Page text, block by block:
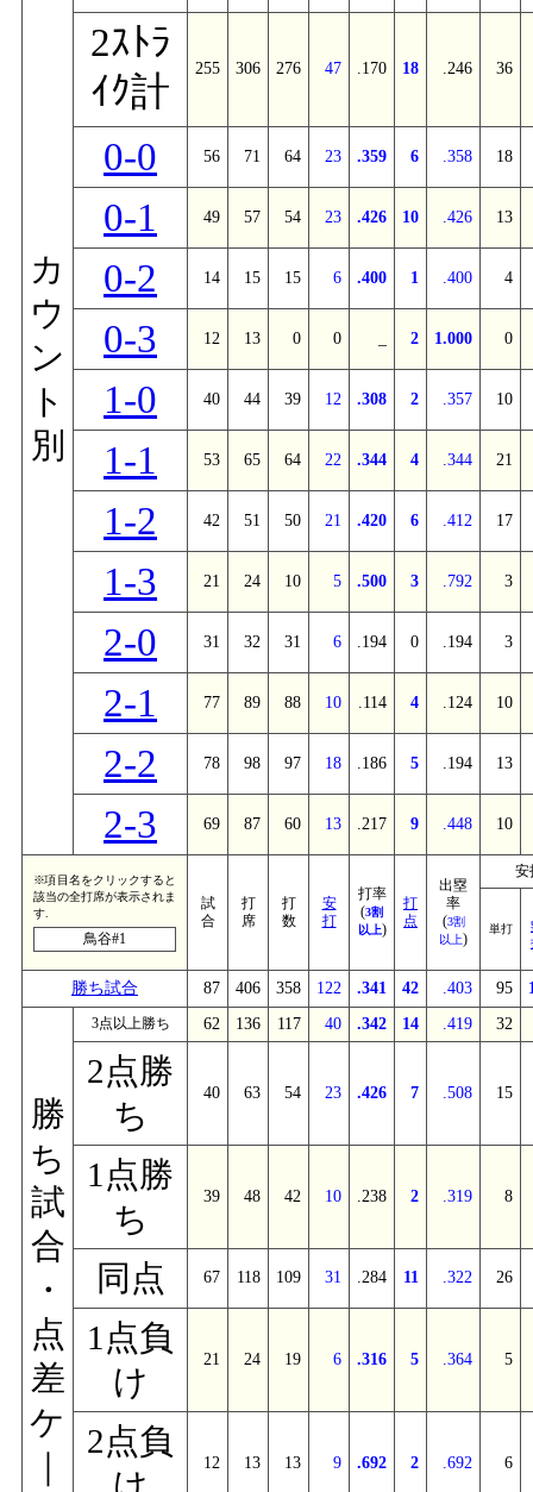
カ
ウ
ン
ト
別
2ｽﾄﾗ
ｲｸ計
255 306 276 47 .170 18 .246 36
0-0 56 71 64 23 .359 6 .358 18
0-1 49 57 54 23 .426 10 .426 13
0-2 14 15 15 6 .400 1 .400 4
0-3 12 13 0 0 2 1.000 0
1-0 40 44 39 12 .308 2 .357 10
1-1 53 65 64 22 .344 4 .344 21
1-2 42 51 50 21 .420 6 .412 17
1-3 21 24 10 5 .500 3 .792 3
2-0 31 32 31 6 .194 0 .194 3
2-1 77 89 88 10 .114 4 .124 10
2-2 78 98 97 18 .186 5 .194 13
2-3 69 87 60 13 .217 9 .448 10
※項目名をクリックすると
該当の全打席が表示されま
す.
鳥谷#1
試
合
打
席
打
数
安
打
打率
(3割
以上)
打
点
出塁
率
(3割
以上)
安
単打
勝ち試合 87 406 358 122 .341 42 .403 95
勝
ち
試
合
・
点
差
ケ
3点以上勝ち 62 136 117 40 .342 14 .419 32
2点勝
ち
40 63 54 23 .426 7 .508 15
1点勝
ち
39 48 42 10 .238 2 .319 8
同点 67 118 109 31 .284 11 .322 26
1点負
け
21 24 19 6 .316 5 .364 5
2点負
12 13 13 9 .692 2 .692 6